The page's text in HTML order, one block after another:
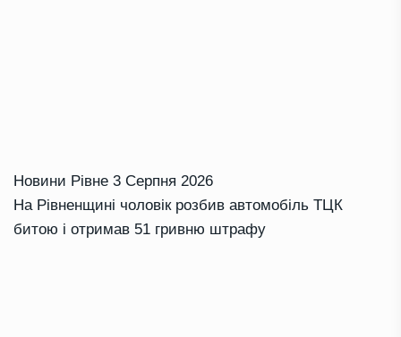
Новини Рівне 3 Серпня 2026
На Рівненщині чоловік розбив автомобіль ТЦК
битою і отримав 51 гривню штрафу